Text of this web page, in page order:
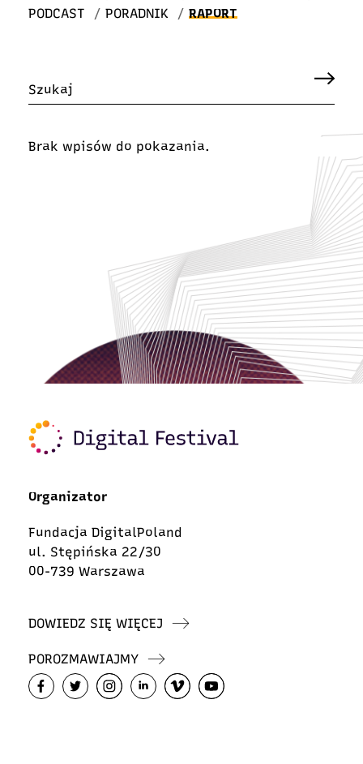
PODCAST
/ PORADNIK / RAPORT
Brak wpisów do pokazania.
Organizator
Fundacja DigitalPoland
ul. Stępińska 22/30
00-739 Warszawa
DOWIEDZ SIĘ WIĘCEJ
POROZMAWIAJMY